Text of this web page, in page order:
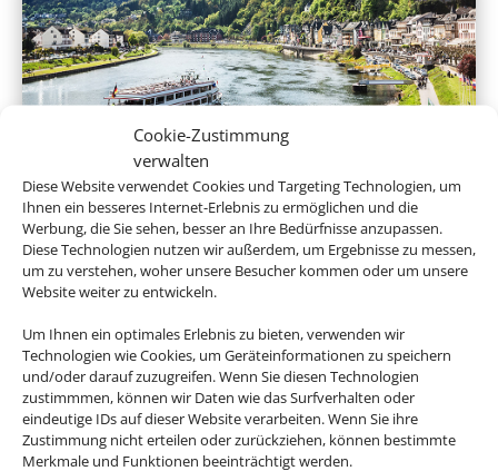
Cookie-Zustimmung
verwalten
Diese Website verwendet Cookies und Targeting Technologien, um
Ihnen ein besseres Internet-Erlebnis zu ermöglichen und die
Werbung, die Sie sehen, besser an Ihre Bedürfnisse anzupassen.
Diese Technologien nutzen wir außerdem, um Ergebnisse zu messen,
um zu verstehen, woher unsere Besucher kommen oder um unsere
Website weiter zu entwickeln.
Um Ihnen ein optimales Erlebnis zu bieten, verwenden wir
Technologien wie Cookies, um Geräteinformationen zu speichern
und/oder darauf zuzugreifen. Wenn Sie diesen Technologien
zustimmmen, können wir Daten wie das Surfverhalten oder
eindeutige IDs auf dieser Website verarbeiten. Wenn Sie ihre
Zustimmung nicht erteilen oder zurückziehen, können bestimmte
Merkmale und Funktionen beeinträchtigt werden.
Flusskreuzfahrten
Expeditionskreuzfahrten